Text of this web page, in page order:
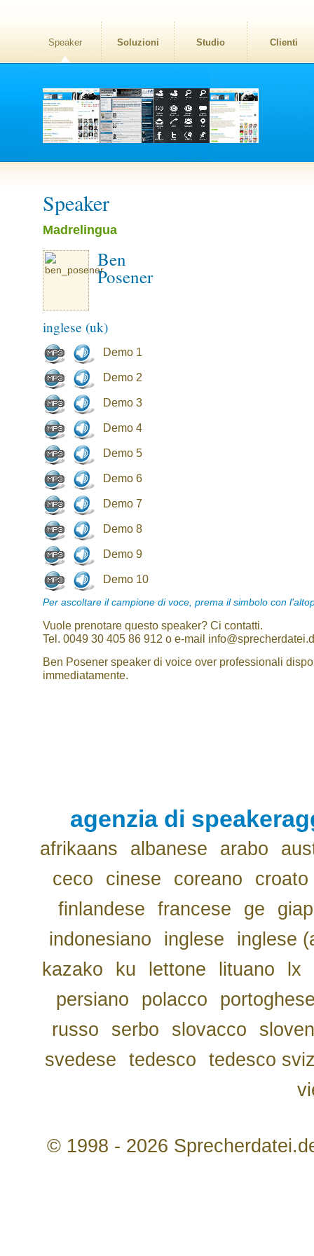
Speaker Soluzioni Studio Clienti
Speaker
Madrelingua
Ben
Posener
inglese (uk)
Demo 1
Demo 2
Demo 3
Demo 4
Demo 5
Demo 6
Demo 7
Demo 8
Demo 9
Demo 10
Per ascoltare il campione di voce, prema il simbolo con
Vuole prenotare questo speaker? Ci contatti.
Tel. 0049 30 405 86 912 o e-mail
Ben Posener speaker di voice over professionali
immediatamente.
agenzia di
afrikaans albanese arabo
ceco
cinese coreano
croato
finlandese
francese ge
indonesiano
inglese
inglese
kazako
ku lettone lituano lx
persiano
polacco
russo
serbo slovacco
svedese
tedesco
tedesco
© 1998 - 2026